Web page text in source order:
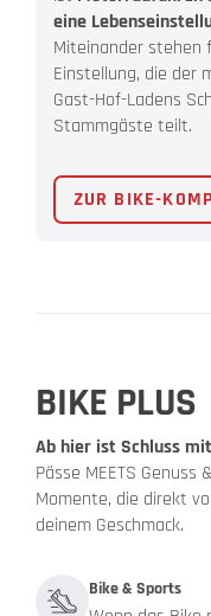
eine
Miteinander stehen
Einstellung, die der
Gast-Hof-Ladens
Stammgäste teilt.
ZUR BIKE-
BIKE PLUS
Ab hier ist Schluss
Pässe MEETS
Momente, die direkt
deinem Geschmack.
Bike & Sports